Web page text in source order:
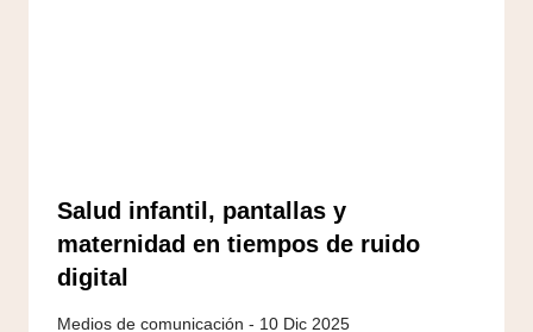
Salud infantil, pantallas y
maternidad en tiempos de ruido
digital
10 Dic 2025